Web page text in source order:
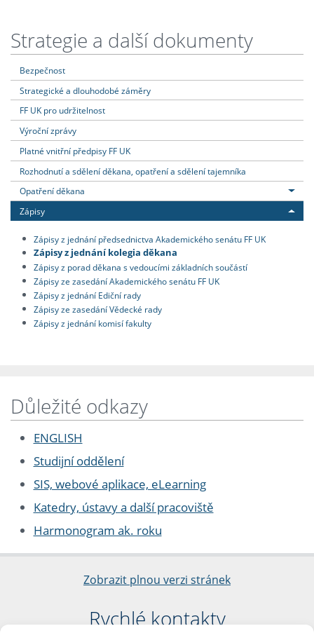
Strategie a další dokumenty
Bezpečnost
Strategické a dlouhodobé záměry
FF UK pro udržitelnost
Výroční zprávy
Platné vnitřní předpisy FF UK
Rozhodnutí a sdělení děkana, opatření a sdělení tajemníka
Opatření děkana
Zápisy
Zápisy z jednání předsednictva Akademického senátu FF UK
Zápisy z jednání kolegia děkana
Zápisy z porad děkana s vedoucími základních součástí
Zápisy ze zasedání Akademického senátu FF UK
Zápisy z jednání Ediční rady
Zápisy ze zasedání Vědecké rady
Zápisy z jednání komisí fakulty
Důležité odkazy
ENGLISH
Studijní oddělení
SIS, webové aplikace, eLearning
Katedry, ústavy a další pracoviště
Harmonogram ak. roku
Zobrazit plnou verzi stránek
Rychlé kontakty